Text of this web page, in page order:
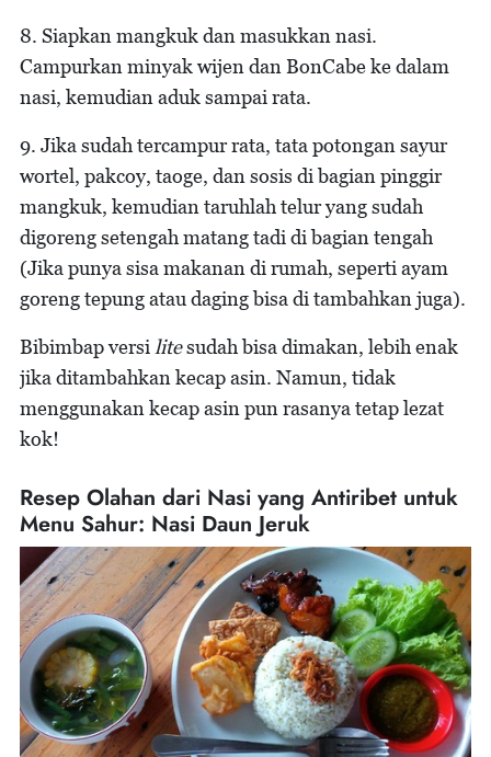
8. Siapkan mangkuk dan masukkan nasi.
Campurkan minyak wijen dan BonCabe ke dalam
nasi, kemudian aduk sampai rata.
9. Jika sudah tercampur rata, tata potongan sayur
wortel, pakcoy, taoge, dan sosis di bagian pinggir
mangkuk, kemudian taruhlah telur yang sudah
digoreng setengah matang tadi di bagian tengah
(Jika punya sisa makanan di rumah, seperti ayam
goreng tepung atau daging bisa di tambahkan juga).
Bibimbap versi litesudah bisa dimakan, lebih enak
jika ditambahkan kecap asin. Namun, tidak
menggunakan kecap asin pun rasanya tetap lezat
kok!
Resep Olahan dari Nasi yang Antiribet untuk
Menu Sahur: Nasi Daun Jeruk